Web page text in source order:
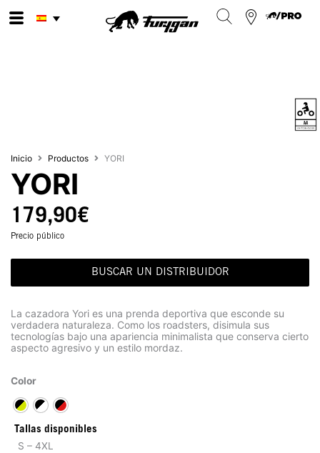
Inicio Productos YORI
YORI
179,90€
Precio público
BUSCAR UN DISTRIBUIDOR
La cazadora Yori es una prenda deportiva que esconde su
verdadera naturaleza. Como los roadsters, disimula sus
tecnologías bajo una apariencia minimalista que conserva cierto
aspecto agresivo y un estilo mordaz.
Color
Tallas disponibles
S – 4XL